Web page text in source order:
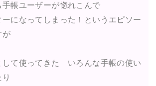
帳ユーザーが惚れこんで
になってしまった！というエピソー
が
して使ってきた いろんな手帳の使い